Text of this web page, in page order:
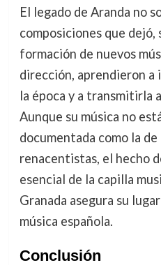
El legado de Aranda no
composiciones que dejó,
formación de nuevos
dirección, aprendieron
la época y a transmitirla
Aunque su música no
documentada como la
renacentistas, el hecho
esencial de la capilla
Granada asegura su
música española.
Conclusión